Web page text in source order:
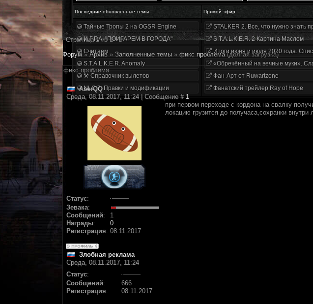
Последние обновленные темы Прямой эфир
Тайные Тропы 2 на OGSR Engine
И.Г.Р.А. "ПОИГАРЕМ В ГОРОДА"
Считаем
S.T.A.L.K.E.R. Anomaly
⚒ Справочник вылетов
NLC 7. Правки и модификации
STALKER 2. Все, что нужно знать
S.T.A.L.K.E.R. 2 Картина Маслом
Итоги июня и июля 2020 года.
«Обречённый на вечные муки».
Фан-Арт от Ruwartzone
Фанатский трейлер Ray of Hope
Страница1из1
1
Форум » Архив » Заполненные темы » фикс проблема (долгая загрузка)
фикс проблема
AserQQ
Среда, 08.11.2017, 11:24 | Сообщение #1
Статус:
Зевака:
Сообщений:
1
Награды:
0
Регистрация: 08.11.2017
при первом переходе с кордона на свалку
локацию грузится до получаса,сохранки
Злобная реклама
Среда, 08.11.2017, 11:24
Статус:
Сообщений:
666
Регистрация: 08.11.2017